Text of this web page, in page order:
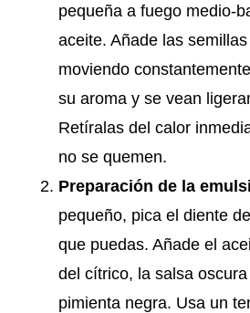
pequeña a fuego medio-
aceite. Añade las
moviendo
su aroma y se vean
Retíralas del calor
no se quemen.
Preparación de la
pequeño, pica el diente
que puedas. Añade el
del cítrico, la salsa
pimienta negra. Usa un